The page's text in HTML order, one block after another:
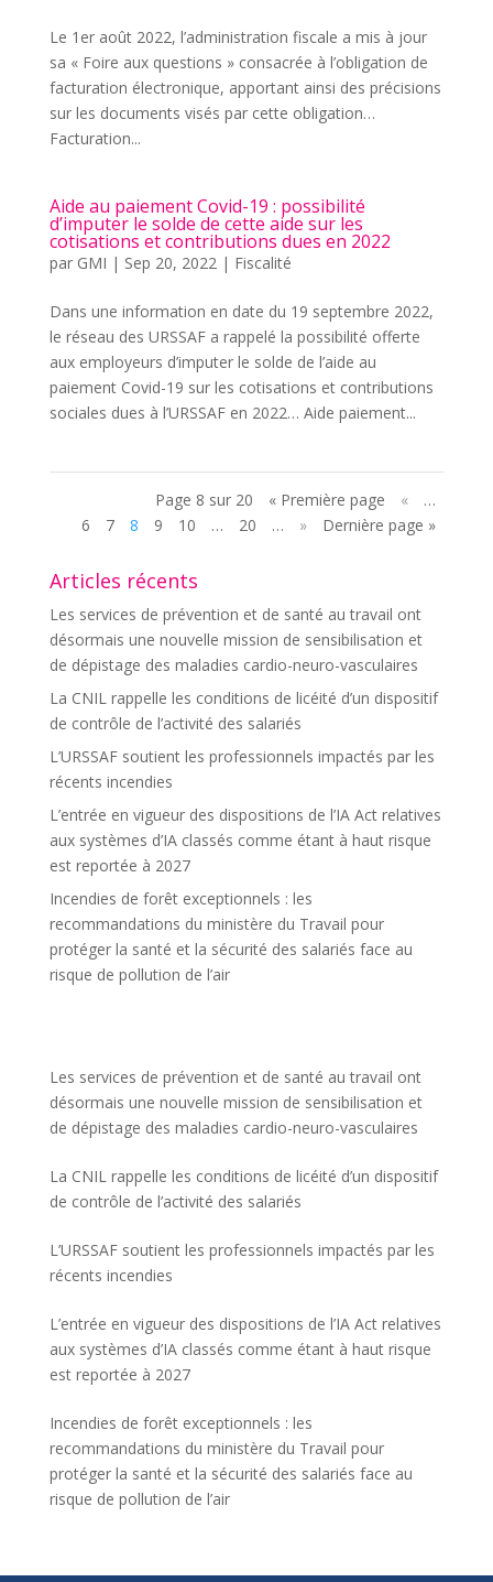
Le 1er août 2022, l’administration fiscale a mis à jour
sa « Foire aux questions » consacrée à l’obligation de
facturation électronique, apportant ainsi des précisions
sur les documents visés par cette obligation…
Facturation...
Aide au paiement Covid-19 : possibilité
d’imputer le solde de cette aide sur les
cotisations et contributions dues en 2022
par GMI | Sep 20, 2022| Fiscalité
Dans une information en date du 19 septembre 2022,
le réseau des URSSAF a rappelé la possibilité offerte
aux employeurs d’imputer le solde de l’aide au
paiement Covid-19 sur les cotisations et contributions
sociales dues à l’URSSAF en 2022… Aide paiement...
Page 8 sur 20 « Première page «
…
6
7 8 9 10 … 20 … » Dernière page »
Articles récents
Les services de prévention et de santé au travail ont
désormais une nouvelle mission de sensibilisation et
de dépistage des maladies cardio-neuro-vasculaires
La CNIL rappelle les conditions de licéité d’un dispositif
de contrôle de l’activité des salariés
L’URSSAF soutient les professionnels impactés par les
récents incendies
L’entrée en vigueur des dispositions de l’IA Act relatives
aux systèmes d’IA classés comme étant à haut risque
est reportée à 2027
Incendies de forêt exceptionnels : les
recommandations du ministère du Travail pour
protéger la santé et la sécurité des salariés face au
risque de pollution de l’air
Les services de prévention et de santé au travail ont
désormais une nouvelle mission de sensibilisation et
de dépistage des maladies cardio-neuro-vasculaires
La CNIL rappelle les conditions de licéité d’un dispositif
de contrôle de l’activité des salariés
L’URSSAF soutient les professionnels impactés par les
récents incendies
L’entrée en vigueur des dispositions de l’IA Act relatives
aux systèmes d’IA classés comme étant à haut risque
est reportée à 2027
Incendies de forêt exceptionnels : les
recommandations du ministère du Travail pour
protéger la santé et la sécurité des salariés face au
risque de pollution de l’air